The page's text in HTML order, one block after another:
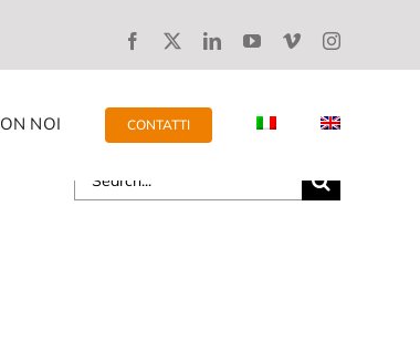
NOI CONTATTI
Search
for: